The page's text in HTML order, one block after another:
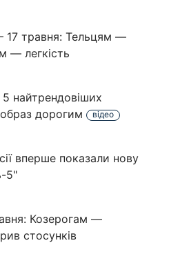
17 травня: Тельцям —
— легкість
найтрендовіших
дорогим
відео
вперше показали нову
5"
Козерогам —
стосунків